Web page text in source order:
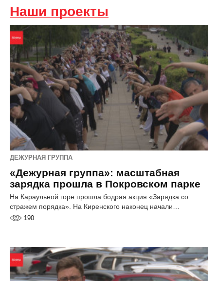
Наши проекты
ДЕЖУРНАЯ ГРУППА
«Дежурная группа»: масштабная
зарядка прошла в Покровском парке
На Караульной горе прошла бодрая акция «Зарядка со
стражем порядка». На Киренского наконец начали…
190